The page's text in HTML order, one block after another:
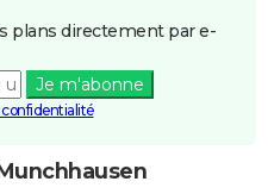
plans directement par e-
Je m'abonne
confidentialité